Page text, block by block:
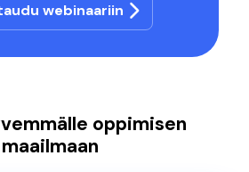
webinaariin
oppimisen
maailmaan